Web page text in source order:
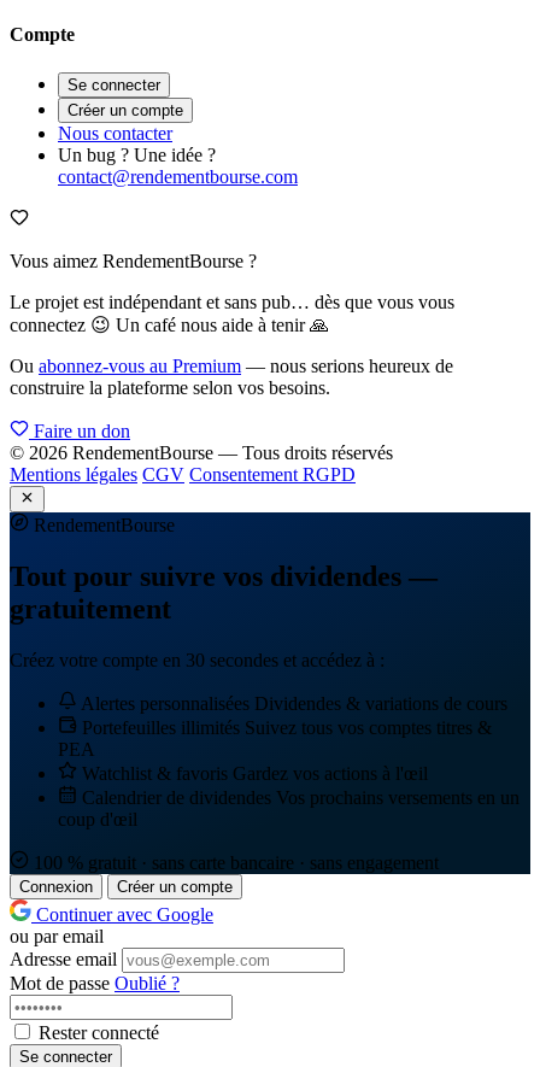
Compte
Se connecter
Créer un compte
Nous contacter
Un bug ? Une idée ?
contact@rendementbourse.com
Vous aimez RendementBourse ?
Le projet est indépendant et sans pub… dès que vous vous
connectez 😉 Un café nous aide à tenir 🙏
Ou abonnez-vous au Premium — nous serions heureux de
construire la plateforme selon vos besoins.
Faire un don
© 2026 RendementBourse — Tous droits réservés
Mentions légales CGV Consentement RGPD
RendementBourse
Tout pour suivre vos dividendes —
gratuitement
Créez votre compte en 30 secondes et accédez à :
Alertes personnalisées Dividendes & variations de cours
Portefeuilles illimités Suivez tous vos comptes titres &
PEA
Watchlist & favoris Gardez vos actions à l'œil
Calendrier de dividendes Vos prochains versements en un
coup d'œil
100 % gratuit · sans carte bancaire · sans engagement
Connexion Créer un compte
Continuer avec Google
ou par email
Adresse email
Mot de passe Oublié ?
Rester connecté
Se connecter